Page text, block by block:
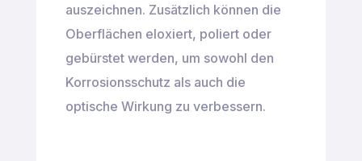
auszeichnen. Zusätzlich können die
Oberflächen eloxiert, poliert oder
gebürstet werden, um sowohl den
Korrosionsschutz als auch die
optische Wirkung zu verbessern.